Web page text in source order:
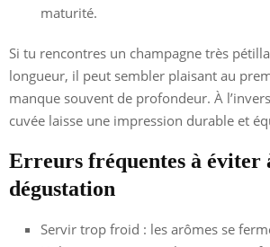
maturité.
Si tu rencontres un champagne très
longueur, il peut sembler plaisant au
manque souvent de profondeur. À
cuvée laisse une impression durable et
Erreurs fréquentes à éviter
dégustation
Servir trop froid : les arômes se